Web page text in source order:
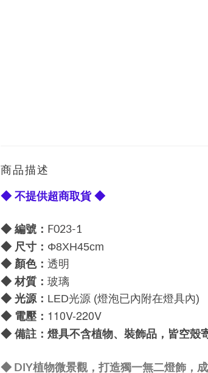
商品描述
◆ 不提供超商取貨 ◆
◆ 編號： F023-1
◆ 尺寸： Φ8XH45cm
◆ 顏色： 透明
◆ 材質： 玻璃
◆ 光源： LED光源 (燈泡已內附在燈具內)
◆ 電壓： 110V-220V
◆ 備註：燈具不含植物、裝飾品，皆空殼
◆ DIY植物微景觀，打造獨一無二燈飾，